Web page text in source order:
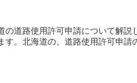
の道路使用許可申請について解
す。北海道の、道路使用許可申